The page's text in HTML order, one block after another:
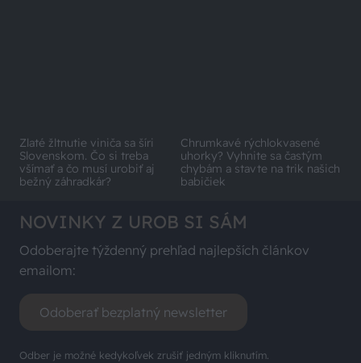
Zlaté žltnutie viniča sa šíri
Slovenskom. Čo si treba
všímať a čo musí urobiť aj
Chrumkavé rýchlokvasené
uhorky? Vyhnite sa častým
chybám a stavte na trik našich
babičiek
Odoberajte týždenný prehľad najlepších článkov